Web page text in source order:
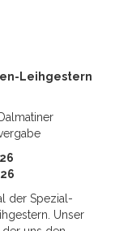
Leihgestern
der Spezial-
Unser